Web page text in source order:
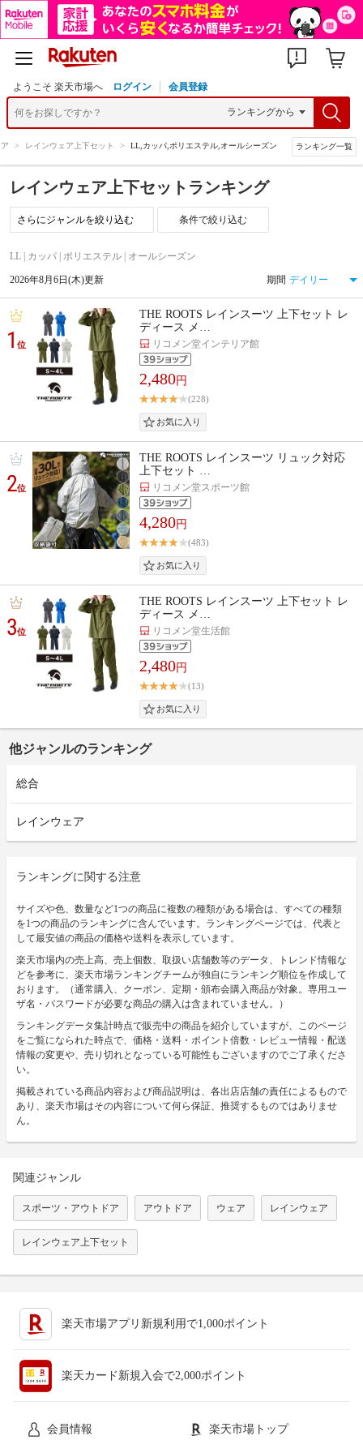
ようこそ 楽天市場へ ログイン 会員登録
> レインウェア上下セット > LL,カッパ,ポリエステル,オールシーズン ランキング一覧
レインウェア上下セットランキング
条件で絞り込む
LL | カッパ | ポリエステル | オールシーズン
2026年8月6日(木)更新 期間
1位
THE ROOTS レインスーツ 上下セット レ
ディース メ…
リコメン堂インテリア館
2,480円
(228)
2位
THE ROOTS レインスーツ リュック対応
上下セット …
リコメン堂スポーツ館
4,280円
(483)
3位
THE ROOTS レインスーツ 上下セット レ
ディース メ…
リコメン堂生活館
2,480円
(13)
他ジャンルのランキング
総合
レインウェア
ランキングに関する注意
サイズや色、数量など1つの商品に複数の種類がある場合は、すべての種類
を1つの商品のランキングに含んでいます。ランキングページでは、代表と
して最安値の商品の価格や送料を表示しています。
楽天市場内の売上高、売上個数、取扱い店舗数等のデータ、トレンド情報な
どを参考に、楽天市場ランキングチームが独自にランキング順位を作成して
おります。（通常購入、クーポン、定期・頒布会購入商品が対象。専用ユー
ザ名・パスワードが必要な商品の購入は含まれていません。）
ランキングデータ集計時点で販売中の商品を紹介していますが、このページ
をご覧になられた時点で、価格・送料・ポイント倍数・レビュー情報・配送
情報の変更や、売り切れとなっている可能性もございますのでご了承くださ
い。
掲載されている商品内容および商品説明は、各出店店舗の責任によるもので
あり、楽天市場はその内容について何ら保証、推奨するものではありませ
ん。
関連ジャンル
スポーツ・アウトドア アウトドア ウェア レインウェア
レインウェア上下セット
楽天市場アプリ新規利用で1,000ポイント
楽天カード新規入会で2,000ポイント
会員情報 楽天市場トップ